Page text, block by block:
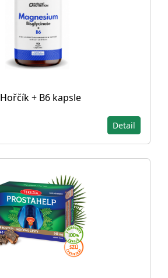
Hořčík + B6 kapsle
Detail